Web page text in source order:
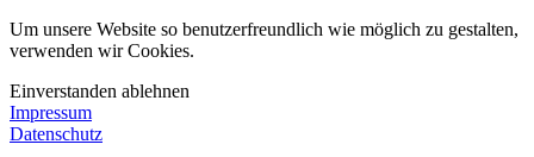
Um unsere Website so benutzerfreundlich wie möglich zu gestalten,
verwenden wir Cookies.
Einverstanden ablehnen
Impressum
Datenschutz